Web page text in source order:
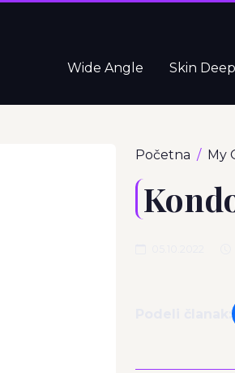
Wide Angle Skin Deep
Početna My